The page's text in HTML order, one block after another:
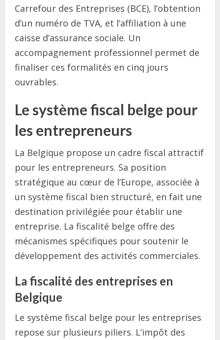
Carrefour des Entreprises (BCE), l’obtention
d’un numéro de TVA, et l’affiliation à une
caisse d’assurance sociale. Un
accompagnement professionnel permet de
finaliser ces formalités en cinq jours
ouvrables.
Le système fiscal belge pour
les entrepreneurs
La Belgique propose un cadre fiscal attractif
pour les entrepreneurs. Sa position
stratégique au cœur de l’Europe, associée à
un système fiscal bien structuré, en fait une
destination privilégiée pour établir une
entreprise. La fiscalité belge offre des
mécanismes spécifiques pour soutenir le
développement des activités commerciales.
La fiscalité des entreprises en
Belgique
Le système fiscal belge pour les entreprises
repose sur plusieurs piliers. L’impôt des